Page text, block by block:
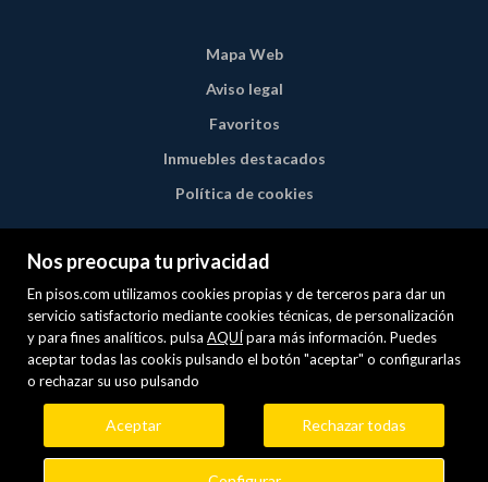
Nos preocupa tu privacidad
En pisos.com utilizamos cookies propias y de terceros para dar un
servicio satisfactorio mediante cookies técnicas, de personalización
y para fines analíticos. pulsa AQUÍ para más información. Puedes
aceptar todas las cookis pulsando el botón "aceptar" o configurarlas
o rechazar su uso pulsando
Aceptar Rechazar todas
Mapa Web
Aviso legal
Favoritos
Inmuebles destacados
Política de cookies